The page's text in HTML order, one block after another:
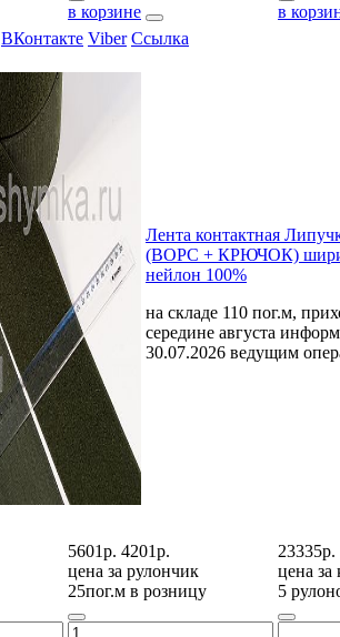
в корзине
в
ВКонтакте Viber Ссылка
Лента контактная
(ВОРС + КРЮЧОК)
нейлон 100%
на складе 110 пог.м,
середине августа
30.07.2026 ведущим
5601р. 4201р.
цена за рулончик
25пог.м в розницу
23335р.
цена за
5